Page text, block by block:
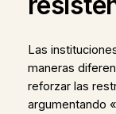
Las
maneras
reforzar las
argumentando